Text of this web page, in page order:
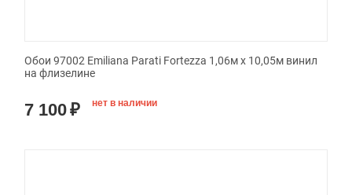
Обои 97002 Emiliana Parati Fortezza 1,06м х 10,05м винил
на флизелине
7 100₽ нет в наличии